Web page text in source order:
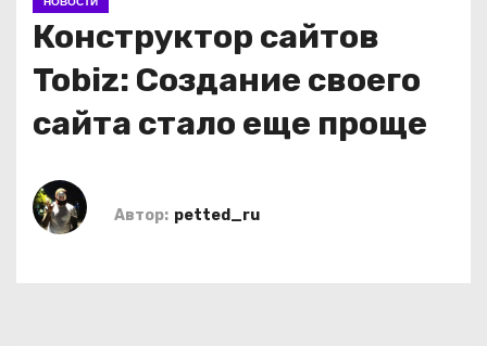
Конструктор сайтов
Tobiz: Создание своего
сайта стало еще проще
Автор: petted_ru